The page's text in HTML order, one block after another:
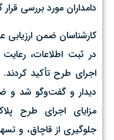
دامداران مورد بررسی
کارشناسان ضمن
در ثبت اطلاعات،
اجرای طرح تأکید کردند.
دیدار و گفت‌وگو شد و
مزایای اجرای طرح
جلوگیری از قاچاق، و